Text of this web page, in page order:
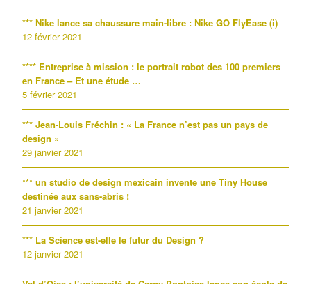
*** Nike lance sa chaussure main-libre : Nike GO FlyEase (i)
12 février 2021
**** Entreprise à mission : le portrait robot des 100 premiers
en France – Et une étude …
5 février 2021
*** Jean-Louis Fréchin : « La France n’est pas un pays de
design »
29 janvier 2021
*** un studio de design mexicain invente une Tiny House
destinée aux sans-abris !
21 janvier 2021
*** La Science est-elle le futur du Design ?
12 janvier 2021